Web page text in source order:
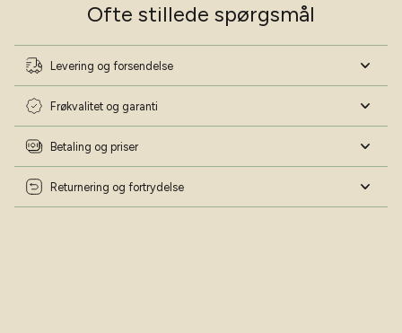
Ofte stillede spørgsmål
Levering og forsendelse
Frøkvalitet og garanti
Betaling og priser
Returnering og fortrydelse
Ja tak - lad mig blive haveekspert!
Nej tak - jeg har styr på det!